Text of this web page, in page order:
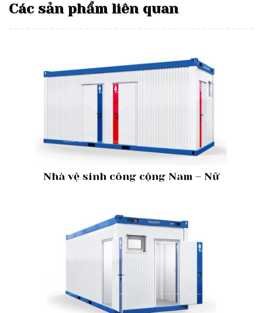
Các sản phẩm liên quan
Nhà vệ sinh công cộng Nam – Nữ